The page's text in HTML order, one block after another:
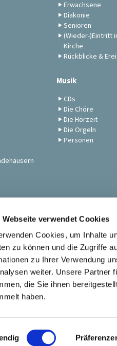
Webseite verwendet Cookies
Cookies, um Inhalte
zu können und die Zugriffe
zu Ihrer Verwendung
weiter. Unsere Partner
die Sie ihnen
haben.
Erwachsene
Diakonie
Senioren
(Wieder-)Eintritt
Kirche
Rückblicke &
Musik
CDs
Die Chöre
Die Hörzeit
Die Orgeln
Personen